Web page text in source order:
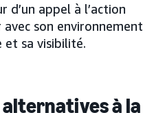
d’un appel à l’action
son environnement
et sa visibilité.
alternatives à la